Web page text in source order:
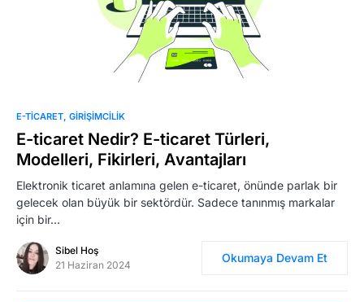
0
E-TICARET GIRIŞIMCILIK
E-ticaret Nedir? E-ticaret Türleri,
Modelleri, Fikirleri, Avantajları
Elektronik ticaret anlamına gelen e-ticaret, önünde parlak bir
gelecek olan büyük bir sektördür. Sadece tanınmış markalar
için bir…
Sibel Hoş
21 Haziran 2024
Okumaya Devam Et